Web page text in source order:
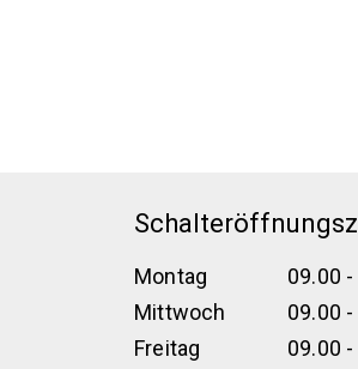
Montag 09.00
Mittwoch
09.00
Freitag
09.00